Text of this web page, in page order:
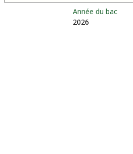
Année du bac
2026